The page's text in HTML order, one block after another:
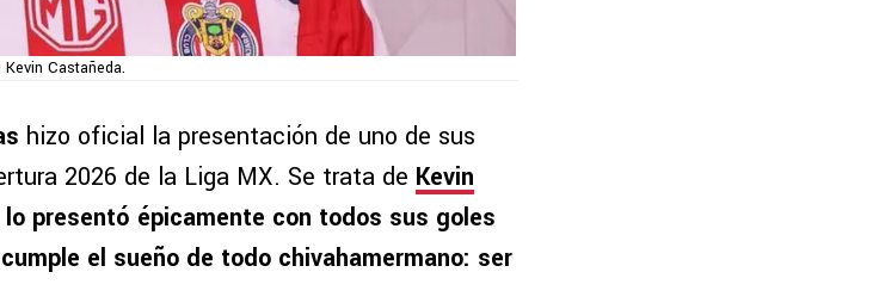
Castañeda.
hizo oficial la presentación de uno de sus
2026 de la Liga MX. Se trata de Kevin
lo presentó épicamente con todos sus goles
el sueño de todo chivahamermano: ser